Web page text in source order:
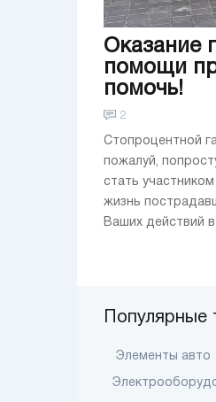
Оказание
помощи
помочь!
2
Стопроцентной
пожалуй,
стать
жизнь
Ваших действий
Популярные
Элементы авто